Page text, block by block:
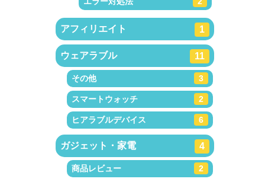
アフィリエイト 1
ウェアラブル 11
その他 3
スマートウォッチ 2
ヒアラブルデバイス 6
ガジェット・家電 4
商品レビュー 2